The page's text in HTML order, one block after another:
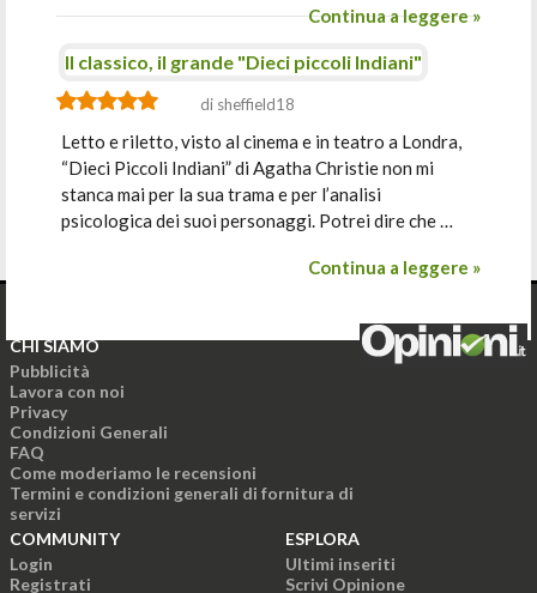
Continua a leggere »
Il classico, il grande "Dieci piccoli Indiani"
di sheffield18
Letto e riletto, visto al cinema e in teatro a Londra,
“Dieci Piccoli Indiani” di Agatha Christie non mi
stanca mai per la sua trama e per l’analisi
psicologica dei suoi personaggi. Potrei dire che …
Continua a leggere »
CHI SIAMO
Pubblicità
Lavora con noi
Privacy
Condizioni Generali
FAQ
Come moderiamo le recensioni
Termini e condizioni generali di fornitura di
servizi
COMMUNITY
Login
Registrati
ESPLORA
Ultimi inseriti
Scrivi Opinione